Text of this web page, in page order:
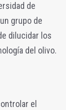
de
grupo de
dilucidar los
del olivo.
el